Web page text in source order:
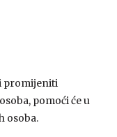
promijeniti
pomoći će u
osoba.